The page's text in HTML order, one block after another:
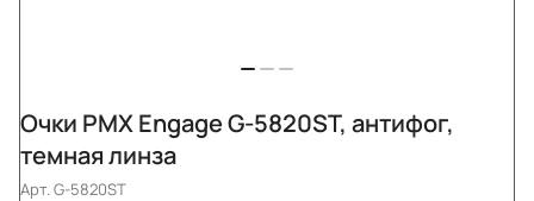
Очки PMX Engage G-5820ST, антифог,
темная линза
Арт.G-5820ST